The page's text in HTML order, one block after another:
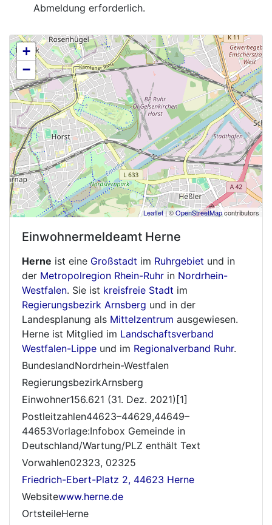
Abmeldung erforderlich.
+
−
Leaflet| ©OpenStreetMapcontributors
Einwohnermeldeamt Herne
Herne ist eine Großstadt im Ruhrgebiet und in
der Metropolregion Rhein-Ruhr in Nordrhein-
Westfalen. Sie ist kreisfreie Stadt im
Regierungsbezirk Arnsberg und in der
Landesplanung als Mittelzentrum ausgewiesen.
Herne ist Mitglied im Landschaftsverband
Westfalen-Lippe und im Regionalverband Ruhr.
BundeslandNordrhein-Westfalen
RegierungsbezirkArnsberg
Einwohner156.621 (31. Dez. 2021)[1]
Postleitzahlen44623–44629,44649–
44653Vorlage:Infobox Gemeinde in
Deutschland/Wartung/PLZ enthält Text
Vorwahlen02323, 02325
Friedrich-Ebert-Platz 2, 44623 Herne
Websitewww.herne.de
OrtsteileHerne